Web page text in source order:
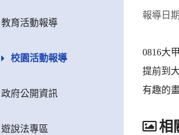
教育活動報導
校園活動報導
政府公開資訊
遊說法專區
報導日
0816大
提前到
有趣的
相